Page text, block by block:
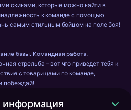
скинами, которые можно найти в
к команде с помощью
самым стильным бойцом на поле боя!
базы. Командная работа,
стрельба – вот что приведет тебя к
с товарищами по команде,
побеждай!
информация